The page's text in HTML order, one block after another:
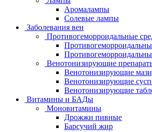
Аромалампы
Солевые лампы
Заболевания вен
Противогеморроидальные
Венотонизирующие
Венотонизирующие
Венотонизирующие
Венотонизирующие
Витамины и БАДы
Моновитамины
Дрожжи пивные
Барсучий жир